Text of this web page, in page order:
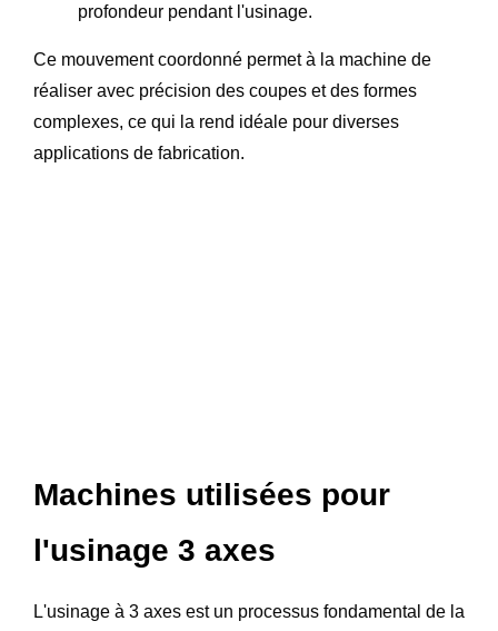
profondeur pendant l'usinage.
Ce mouvement coordonné permet à la machine de
réaliser avec précision des coupes et des formes
complexes, ce qui la rend idéale pour diverses
applications de fabrication.
Machines utilisées pour
l'usinage 3 axes
L'usinage à 3 axes est un processus fondamental de la